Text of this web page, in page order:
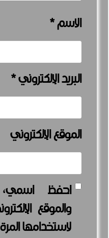
الاسم*
البريد الإلكتروني*
الموقع الإلكتروني
احفظ اسمي،
والموقع
لاستخدامها